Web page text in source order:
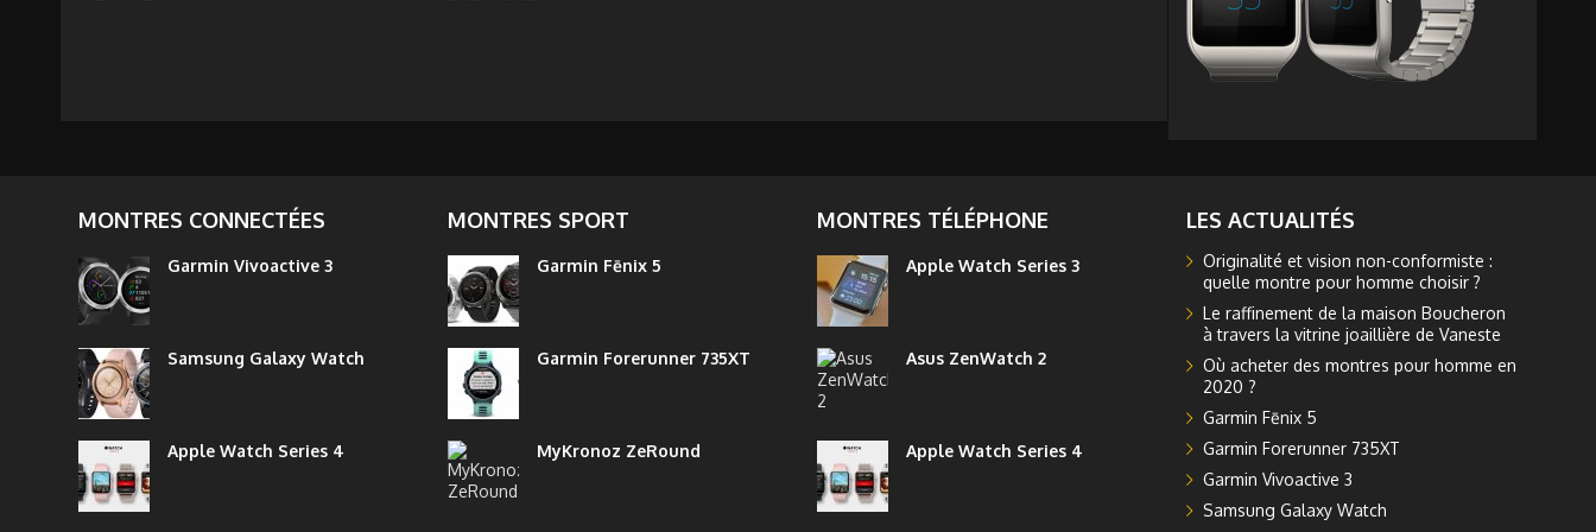
MONTRES CONNECTÉES
Garmin Vivoactive 3
Samsung Galaxy Watch
Apple Watch Series 4
MONTRES SPORT
Garmin Fēnix 5
Garmin Forerunner 735XT
MyKronoz ZeRound
MONTRES TÉLÉPHONE
Apple Watch Series 3
Asus ZenWatch 2
Apple Watch Series 4
LES ACTUALITÉS
Originalité et vision non-conformiste :
quelle montre pour homme choisir ?
Le raffinement de la maison Boucheron
à travers la vitrine joaillière de Vaneste
Où acheter des montres pour homme en
2020 ?
Garmin Fēnix 5
Garmin Forerunner 735XT
Garmin Vivoactive 3
Samsung Galaxy Watch